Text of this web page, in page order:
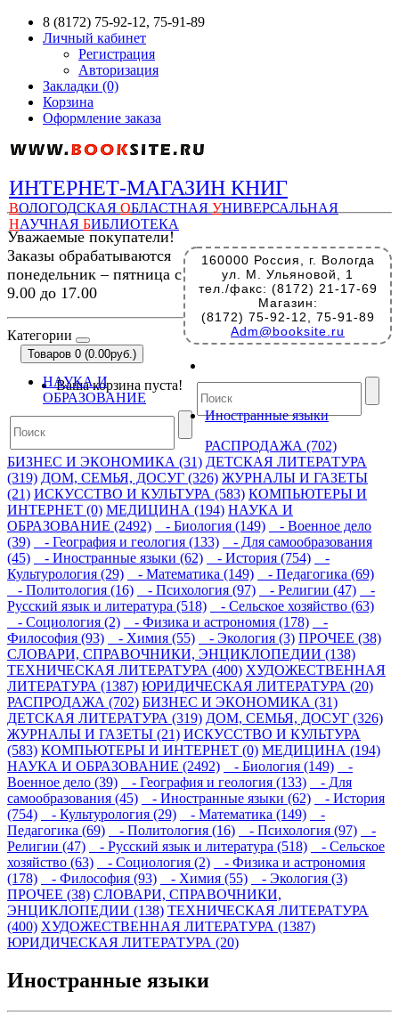
8 (8172) 75-92-12, 75-91-89
Личный кабинет
Регистрация
Авторизация
Закладки (0)
Корзина
Оформление заказа
ИНТЕРНЕТ-МАГАЗИН КНИГ
ВОЛОГОДСКАЯ ОБЛАСТНАЯ УНИВЕРСАЛЬНАЯ
НАУЧНАЯ БИБЛИОТЕКА
160000 Россия, г. Вологда
ул. М. Ульяновой, 1
тел./факс: (8172) 21-17-69
Магазин:
(8172) 75-92-12, 75-91-89
Adm@booksite.ru
Уважаемые покупатели!
Заказы обрабатываются
понедельник – пятница с
9.00 до 17.00
Категории
Товаров 0 (0.00руб.)
Ваша корзина пуста!
НАУКА И
ОБРАЗОВАНИЕ
Иностранные языки
РАСПРОДАЖА (702)
БИЗНЕС И ЭКОНОМИКА (31) ДЕТСКАЯ ЛИТЕРАТУРА
(319) ДОМ, СЕМЬЯ, ДОСУГ (326) ЖУРНАЛЫ И ГАЗЕТЫ
(21) ИСКУССТВО И КУЛЬТУРА (583) КОМПЬЮТЕРЫ И
ИНТЕРНЕТ (0) МЕДИЦИНА (194) НАУКА И
ОБРАЗОВАНИЕ (2492)
- Биология (149)
- Военное дело
(39)
- География и геология (133)
- Для самообразования
(45)
- Иностранные языки (62) - История (754)
-
Культурология (29)
- Математика (149)
- Педагогика (69)
- Политология (16)
- Психология (97) - Религии (47)
-
Русский язык и литература (518)
- Сельское хозяйство (63)
- Социология (2)
- Физика и астрономия (178)
-
Философия (93)
- Химия (55) - Экология (3) ПРОЧЕЕ (38)
СЛОВАРИ, СПРАВОЧНИКИ, ЭНЦИКЛОПЕДИИ (138)
ТЕХНИЧЕСКАЯ ЛИТЕРАТУРА (400) ХУДОЖЕСТВЕННАЯ
ЛИТЕРАТУРА (1387) ЮРИДИЧЕСКАЯ ЛИТЕРАТУРА (20)
РАСПРОДАЖА (702) БИЗНЕС И ЭКОНОМИКА (31)
ДЕТСКАЯ ЛИТЕРАТУРА (319) ДОМ, СЕМЬЯ, ДОСУГ (326)
ЖУРНАЛЫ И ГАЗЕТЫ (21) ИСКУССТВО И КУЛЬТУРА
(583) КОМПЬЮТЕРЫ И ИНТЕРНЕТ (0) МЕДИЦИНА (194)
НАУКА И ОБРАЗОВАНИЕ (2492)
- Биология (149)
-
Военное дело (39)
- География и геология (133)
- Для
самообразования (45)
- Иностранные языки (62)
- История
(754)
- Культурология (29) - Математика (149)
-
Педагогика (69)
- Политология (16) - Психология (97)
-
Религии (47)
- Русский язык и литература (518)
- Сельское
хозяйство (63)
- Социология (2)
- Физика и астрономия
(178)
- Философия (93) - Химия (55)
- Экология (3)
ПРОЧЕЕ (38) СЛОВАРИ, СПРАВОЧНИКИ,
ЭНЦИКЛОПЕДИИ (138) ТЕХНИЧЕСКАЯ ЛИТЕРАТУРА
(400) ХУДОЖЕСТВЕННАЯ ЛИТЕРАТУРА (1387)
ЮРИДИЧЕСКАЯ ЛИТЕРАТУРА (20)
Иностранные языки